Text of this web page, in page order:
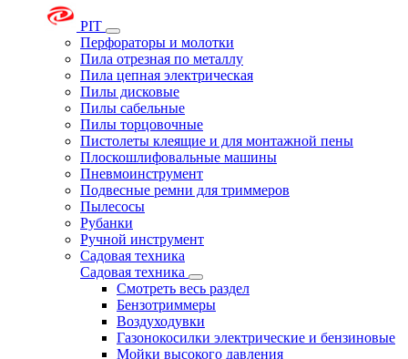
PIT
Перфораторы и молотки
Пила отрезная по металлу
Пила цепная электрическая
Пилы дисковые
Пилы сабельные
Пилы торцовочные
Пистолеты клеящие и для монтажной пены
Плоскошлифовальные машины
Пневмоинструмент
Подвесные ремни для триммеров
Пылесосы
Рубанки
Ручной инструмент
Садовая техника
Садовая техника
Смотреть весь раздел
Бензотриммеры
Воздуходувки
Газонокосилки электрические и бензиновые
Мойки высокого давления